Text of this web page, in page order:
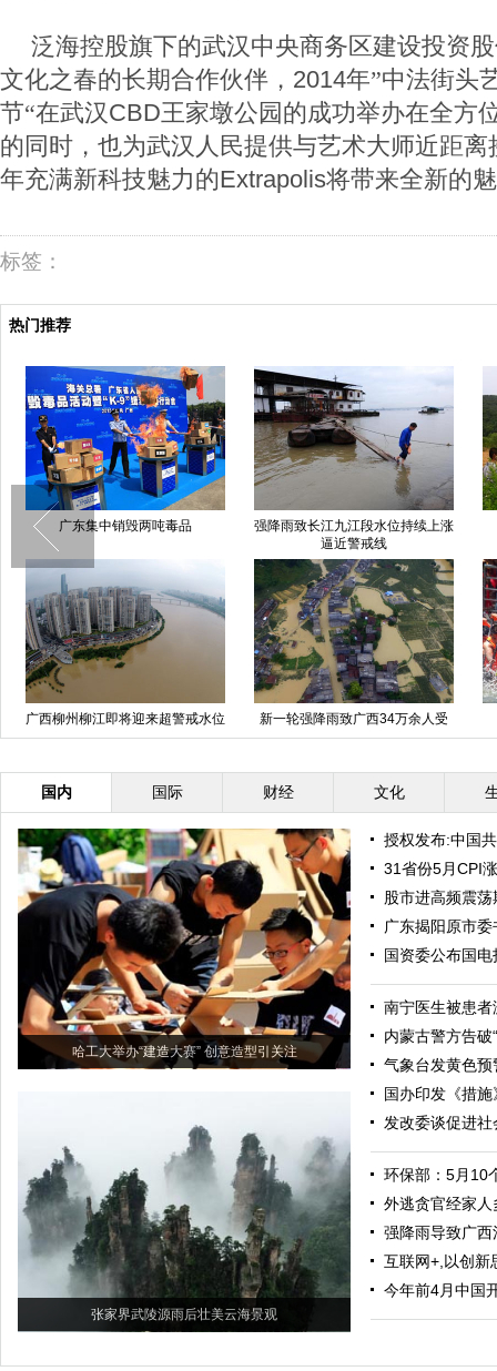
泛海控股旗下的武汉中央商务区建设投资
文化之春的长期合作伙伴， 2014年”中法街头
节“在武汉CBD王家墩公园的成功举办在全方
的同时，也为武汉人民提供与艺术大师近距离
年充满新科技魅力的Extrapolis将带来全新的
标签：
热门推荐
贵州遵义楼房垮塌已联系到16人 3
重庆大足千手观音“闭关”7年重对
游人开放
故宫今起试行每日限流8万人次 推
行实名制售票
“北京蓝”或将再持续三日
国内 国际 财经 文化
哈工大举办“建造大赛” 创意造型引关注
张家界武陵源雨后壮美云海景观
授权发布:中国
31省份5月CPI
股市进高频震
广东揭阳原市
国资委公布国
南宁医生被患
内蒙古警方告破
气象台发黄色
国办印发《措
发改委谈促进
环保部：5月10
外逃贪官经家
强降雨导致广
互联网+,以创新
今年前4月中国